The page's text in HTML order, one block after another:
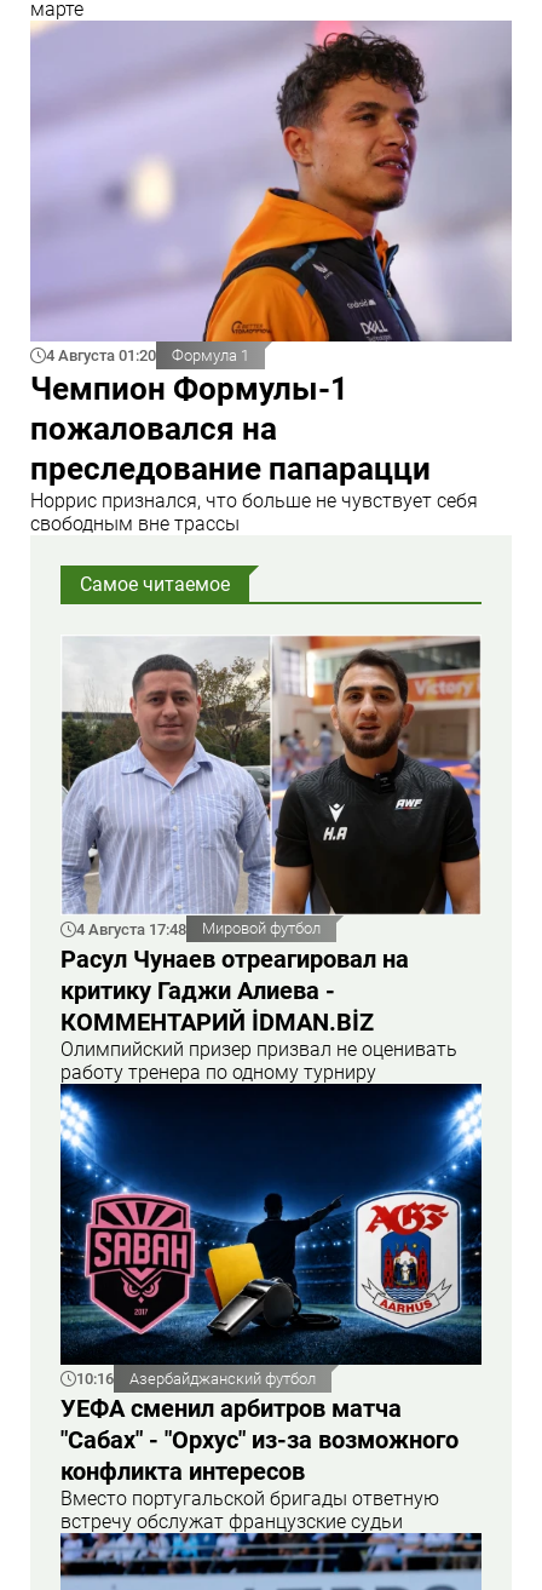
марте
4 Августа 01:20 Формула 1
Чемпион Формулы-1
пожаловался на
преследование папарацци
Норрис признался, что больше не чувствует себя
свободным вне трассы
Самое читаемое
4 Августа 17:48 Мировой футбол
Расул Чунаев отреагировал на
критику Гаджи Алиева -
КОММЕНТАРИЙ İDMAN.BİZ
Олимпийский призер призвал не оценивать
работу тренера по одному турниру
10:16 Азербайджанский футбол
УЕФА сменил арбитров матча
"Сабах" - "Орхус" из-за возможного
конфликта интересов
Вместо португальской бригады ответную
встречу обслужат французские судьи